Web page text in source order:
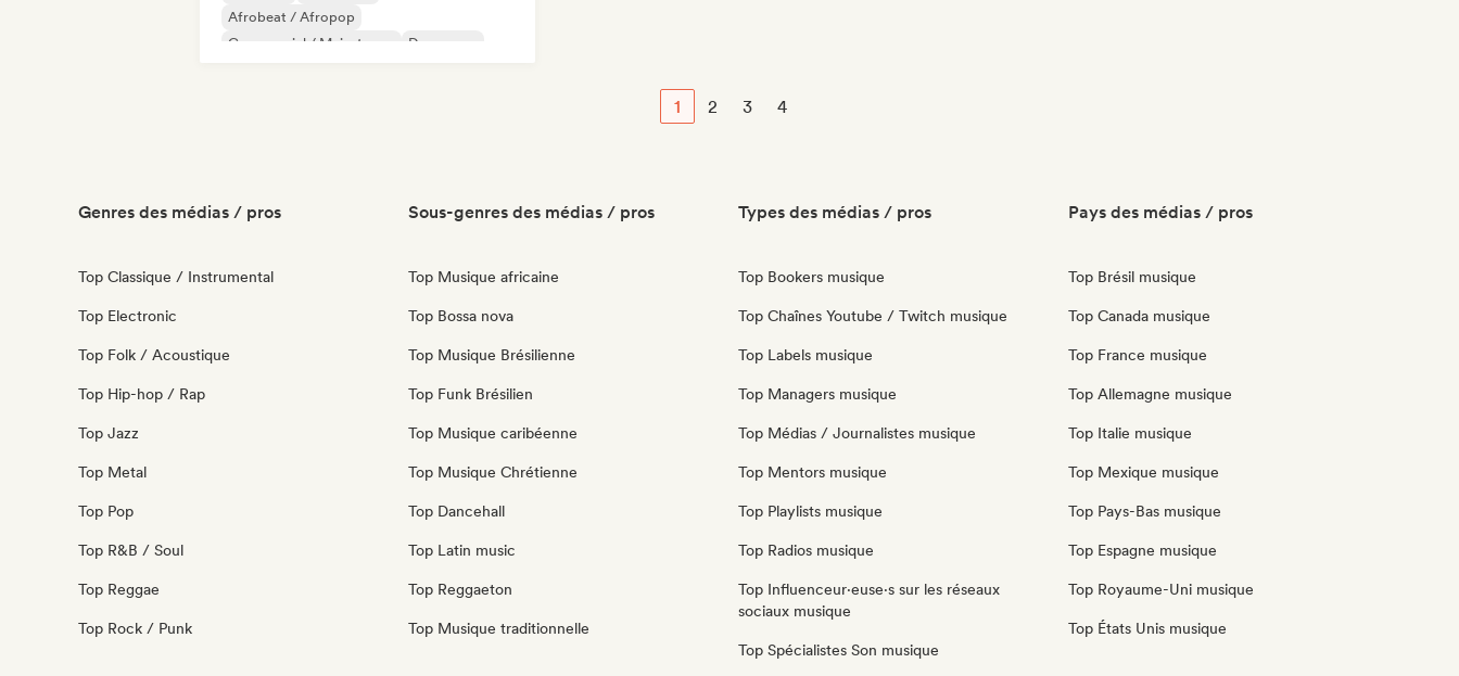
Afrobeat / Afropop
Commercial / Mainstream
Dance pop
1 2 3 4
Genres des médias / pros
Top Classique / Instrumental
Top Electronic
Top Folk / Acoustique
Top Hip-hop / Rap
Top Jazz
Top Metal
Top Pop
Top R&B / Soul
Top Reggae
Top Rock / Punk
Sous-genres des médias / pros
Top Musique africaine
Top Bossa nova
Top Musique Brésilienne
Top Funk Brésilien
Top Musique caribéenne
Top Musique Chrétienne
Top Dancehall
Top Latin music
Top Reggaeton
Top Musique traditionnelle
Types des médias / pros
Top Bookers musique
Top Chaînes Youtube / Twitch musique
Top Labels musique
Top Managers musique
Top Médias / Journalistes musique
Top Mentors musique
Top Playlists musique
Top Radios musique
Top Influenceur·euse·s sur les réseaux
sociaux musique
Top Spécialistes Son musique
Pays des médias / pros
Top Brésil musique
Top Canada musique
Top France musique
Top Allemagne musique
Top Italie musique
Top Mexique musique
Top Pays-Bas musique
Top Espagne musique
Top Royaume-Uni musique
Top États Unis musique